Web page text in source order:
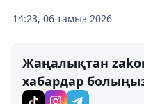
14:23, 06 тамыз 2026
Жаңалықтан
хабардар